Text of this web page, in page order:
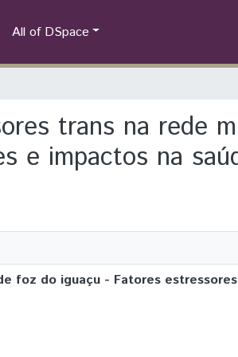
All of DSpace
trans na rede
e impactos na
foz do iguaçu - Fatores